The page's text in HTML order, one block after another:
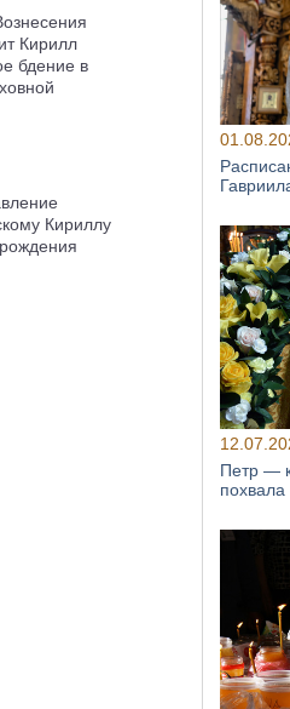
Кирилл
бдение в
Кириллу
Петр —
похвала